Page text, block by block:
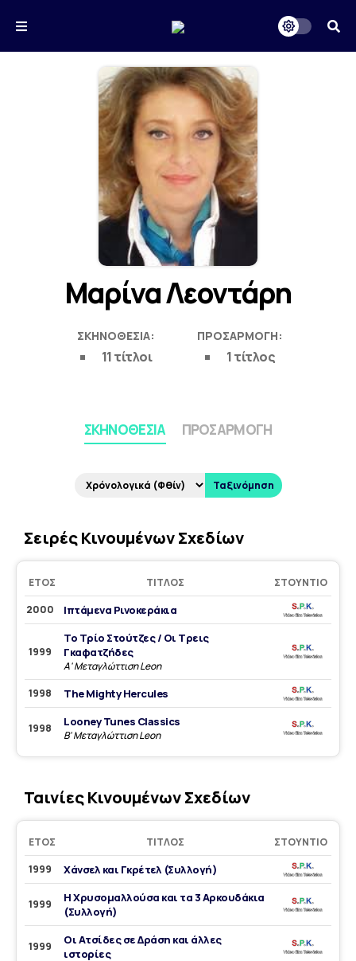
Μαρίνα Λεοντάρη
ΣΚΗΝΟΘΕΣΊΑ:
11 τίτλοι
ΠΡΟΣΑΡΜΟΓΉ:
1 τίτλος
ΣΚΗΝΟΘΕΣΊΑ ΠΡΟΣΑΡΜΟΓΉ
Ταξινόμηση
Σειρές Κινουμένων Σχεδίων
ΈΤΟΣ ΤΊΤΛΟΣ
ΣΤΟΎΝΤΙΟ
2000
Ιπτάμενα Ρινοκεράκια
1999
Το Τρίο Στούτζες / Οι Τρεις
Γκαφατζήδες
Α' Μεταγλώττιση Leon
1998
The Mighty Hercules
1998 Looney Tunes Classics
Β' Μεταγλώττιση Leon
Ταινίες Κινουμένων Σχεδίων
ΈΤΟΣ ΤΊΤΛΟΣ
ΣΤΟΎΝΤΙΟ
1999
Χάνσελ και Γκρέτελ (Συλλογή)
1999
Η Χρυσομαλλούσα και τα 3 Αρκουδάκια
(Συλλογή)
1999
Οι Ατσίδες σε Δράση και άλλες
ιστορίες